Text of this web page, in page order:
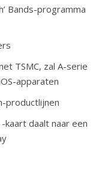
Bands-programma
TSMC, zal A-serie
apparaten
productlijnen
-kaart daalt naar een